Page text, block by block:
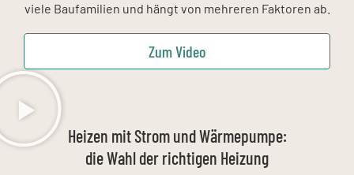
viele Baufamilien und hängt von mehreren Faktoren ab.
Zum Video
Heizen mit Strom und Wärmepumpe:
die Wahl der richtigen Heizung